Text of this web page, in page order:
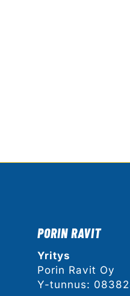
PORIN RAVIT
Yritys
Porin Ravit Oy
Y-tunnus: